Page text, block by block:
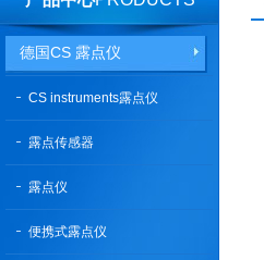
德国CS 露点仪
CS instruments露点仪
露点传感器
露点仪
便携式露点仪